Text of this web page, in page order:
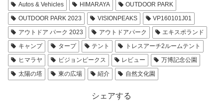
Autos & Vehicles
HIMARAYA
OUTDOOR PARK
OUTDOOR PARK 2023
VISIONPEAKS
VP160101J01
アウトドア パーク 2023
アウトドアパーク
エキスポランド
キャンプ
タープ テント
トレスアーチ2ルームテント
ヒマラヤ
ビジョンピークス レビュー
万博記念公園
太陽の塔
東の広場 紹介 自然文化園
シェアする